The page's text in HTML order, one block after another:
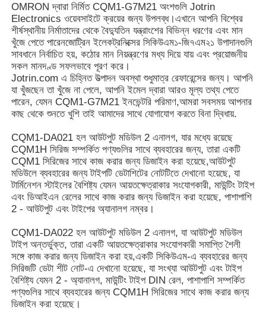
বাড়ি
OMRON দ্বারা নির্মিত CQM1-G7M21 অংশগুলি Jotrin
Electronics ওয়েবসাইটে ক্রয়ের জন্য উপলব্ধ।এখানে আপনি বিশ্বের
শীর্ষস্থানীয় নির্মাতাদের থেকে বৈদ্যুতিন যন্ত্রাংশের বিভিন্ন ধরণের এবং মান
খুঁজে পেতে পারেনজোট্রিন ইলেকট্রনিক্সের সিকিউএম১-জি৭এম২১ উপাদানগুলি
সাবধানে নির্বাচিত হয়, কঠোর মান নিয়ন্ত্রণের মধ্য দিয়ে যায় এবং প্রয়োজনীয়
সকল মানদণ্ড সফলভাবে পূরণ করে।
Jotrin.com এ চিহ্নিত উত্পাদন অবস্থা শুধুমাত্র রেফারেন্সের জন্য। আপনি
যা খুঁজছেন তা খুঁজে না পেলে, আপনি ইমেল দ্বারা আরও মূল্য তথ্য পেতে
পারেন, যেমন CQM1-G7M21 ইনভেন্টরি পরিমাণ,আমরা সবসময় আপনার
কাছ থেকে শুনতে খুশি তাই আমাদের সাথে যোগাযোগ করতে বিনা দ্বিধায়.
CQM1-DA021 হল আউটপুট মডিউল 2 এনালগ, যার মধ্যে রয়েছে
CQM1H সিরিজ সম্পর্কিত পণ্যগুলির সাথে ব্যবহারের জন্য, তারা একটি
CQM1 সিরিজের সাথে কাজ করার জন্য ডিজাইন করা হয়েছে,আউটপুট
মডিউলে ব্যবহারের জন্য টাইপটি ডেটাশিটের নোটটিতে দেখানো হয়েছে, যা
টার্মিনেশন স্টাইলের বৈশিষ্ট্য যেমন আয়তক্ষেত্রাকার সংযোগকারী, মাউন্টিং টাইপ
এবং ডিআইএন রেলের সাথে কাজ করার জন্য ডিজাইন করা হয়েছে, পাশাপাশি
2 - আউটপুট এবং টাইপের অ্যানালগ নম্বর।
CQM1-DA022 হল আউটপুট মডিউল 2 এনালগ, যা আউটপুট মডিউল
টাইপ অন্তর্ভুক্ত, তারা একটি আয়তক্ষেত্রাকার সংযোগকারী সমাপ্তি শৈলী
সঙ্গে কাজ করার জন্য ডিজাইন করা হয়,একটি সিকিউএম-এ ব্যবহারের জন্য
সিরিজটি ডেটা শীট নোট-এ দেখানো হয়েছে, যা সংখ্যা আউটপুট এবং টাইপ
বৈশিষ্ট্য যেমন 2 - অ্যানালগ, মাউন্টিং টাইপ DIN রেল, পাশাপাশি সম্পর্কিত
পণ্যগুলির সাথে ব্যবহারের জন্য CQM1H সিরিজের সাথে কাজ করার জন্য
ডিজাইন করা হয়েছে।